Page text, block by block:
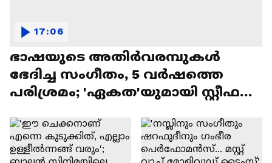
ഭാഷയുടെ അതിർവരമ്പുകൾ
ഭേദിച്ച സംഗീതം, 5 വർഷത്തെ
പരിശ്രമം; 'ഏകത'യുമായി സ്റ്റീഫൻ
17:06